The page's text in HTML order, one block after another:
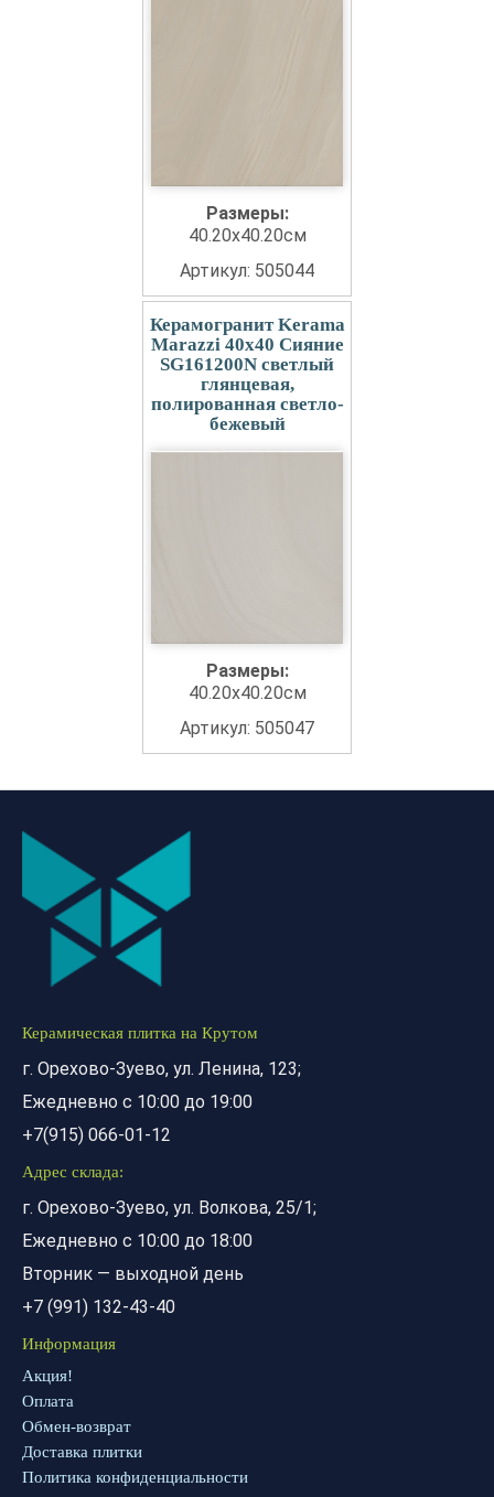
Размеры:
40.20x40.20см
Артикул: 505044
Керамогранит Kerama
Marazzi 40x40 Сияние
SG161200N светлый
глянцевая,
полированная светло-
бежевый
Размеры:
40.20x40.20см
Артикул: 505047
Керамическая плитка на Крутом
г. Орехово-Зуево, ул. Ленина, 123;
Ежедневно с 10:00 до 19:00
+7(915) 066-01-12
Адрес склада:
г. Орехово-Зуево, ул. Волкова, 25/1;
Ежедневно с 10:00 до 18:00
Вторник — выходной день
+7 (991) 132-43-40
Информация
Акция!
Оплата
Обмен-возврат
Доставка плитки
Политика конфиденциальности